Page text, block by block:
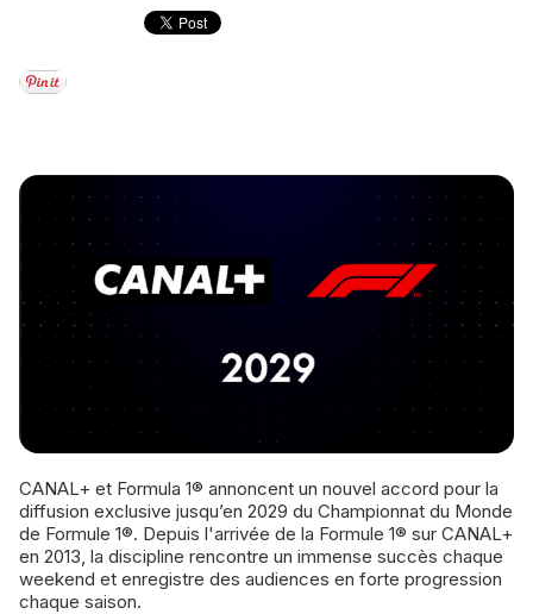
CANAL+ et Formula 1® annoncent un nouvel accord pour la
diffusion exclusive jusqu’en 2029 du Championnat du Monde
de Formule 1®. Depuis l'arrivée de la Formule 1® sur CANAL+
en 2013, la discipline rencontre un immense succès chaque
week­end et enregistre des audiences en forte progression
chaque saison.